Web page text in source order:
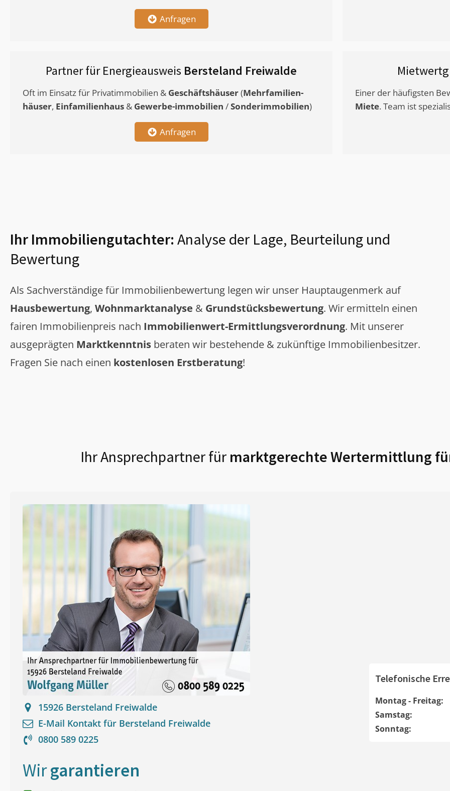
Anfragen
Partner für Energieausweis Bersteland Freiwalde
Oft im Einsatz für Privatimmobilien & Geschäftshäuser(Mehrfamilien-
häuser, Einfamilienhaus & Gewerbe-immobilien /Sonderimmobilien)
Anfragen
Einer der häufigsten
Miete. Team ist
Ihr Immobiliengutachter: Analyse der Lage, Beurteilung und
Bewertung
Als Sachverständige für Immobilienbewertung legen wir unser Hauptaugenmerk auf
Hausbewertung, Wohnmarktanalyse & Grundstücksbewertung. Wir ermitteln einen
fairen Immobilienpreis nach Immobilienwert-Ermittlungsverordnung. Mit unserer
ausgeprägten Marktkenntnis beraten wir bestehende & zukünftige Immobilienbesitzer.
Fragen Sie nach einen kostenlosen Erstberatung!
Ihr Ansprechpartner für marktgerechte Wertermittlung
15926 Bersteland Freiwalde
E-Mail Kontakt für Bersteland Freiwalde
0800 589 0225
Telefonische
Montag - Freitag:
Samstag:
Sonntag:
Wirgarantieren